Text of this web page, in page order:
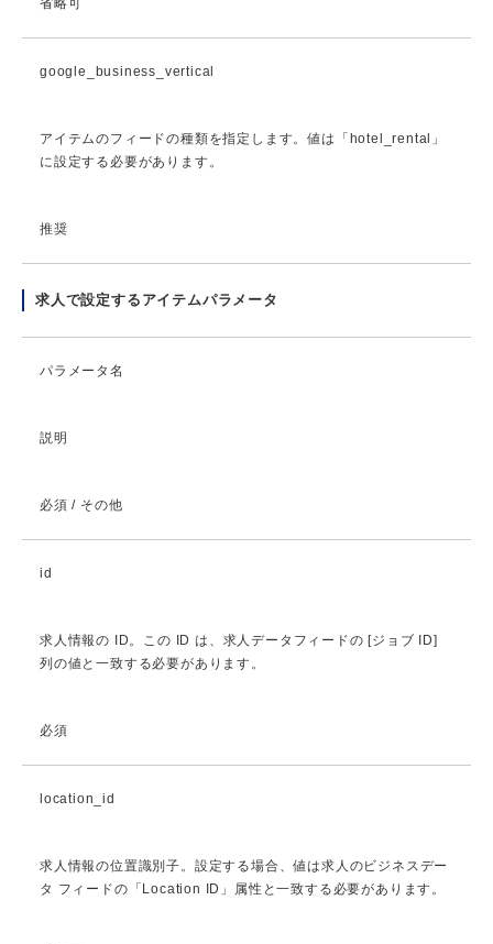
google_business_vertical
アイテムのフィードの種類を指定します。値は「hotel_rental」
に設定する必要があります。
推奨
求人で設定するアイテムパラメータ
パラメータ名
説明
必須 / その他
id
求人情報の ID。この ID は、求人データフィードの [ジョブ ID]
列の値と一致する必要があります。
必須
location_id
求人情報の位置識別子。設定する場合、値は求人のビジネスデー
タ フィードの「Location ID」属性と一致する必要があります。